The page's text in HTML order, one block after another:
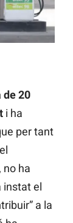
de 20
i ha
per tant
no ha
instat el
a la